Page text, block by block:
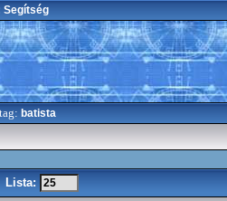
Segítség
batista
Lista: